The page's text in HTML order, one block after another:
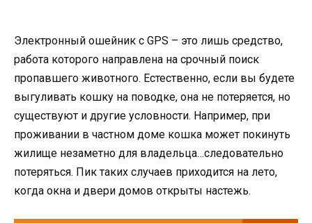
Электронный ошейник с GPS – это лишь средство,
работа которого направлена на срочный поиск
пропавшего животного. Естественно, если вы будете
выгуливать кошку на поводке, она не потеряется, но
существуют и другие условности. Например, при
проживании в частном доме кошка может покинуть
жилище незаметно для владельца…следовательно
потеряться. Пик таких случаев приходится на лето,
когда окна и двери домов открыты настежь.